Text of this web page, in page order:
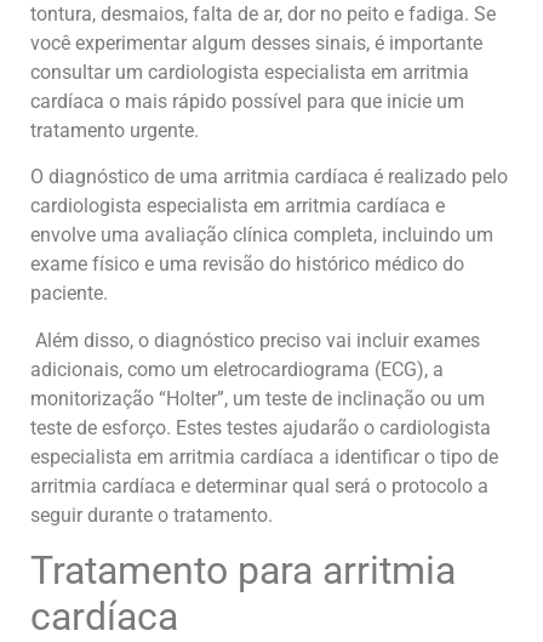
tontura, desmaios, falta de ar, dor no peito e fadiga. Se
você experimentar algum desses sinais, é importante
consultar um cardiologista especialista em arritmia
cardíaca o mais rápido possível para que inicie um
tratamento urgente.
O diagnóstico de uma arritmia cardíaca é realizado pelo
cardiologista especialista em arritmia cardíaca e
envolve uma avaliação clínica completa, incluindo um
exame físico e uma revisão do histórico médico do
paciente.
Além disso, o diagnóstico preciso vai incluir exames
adicionais, como um eletrocardiograma (ECG), a
monitorização “Holter”, um teste de inclinação ou um
teste de esforço. Estes testes ajudarão o cardiologista
especialista em arritmia cardíaca a identificar o tipo de
arritmia cardíaca e determinar qual será o protocolo a
seguir durante o tratamento.
Tratamento para arritmia
cardíaca